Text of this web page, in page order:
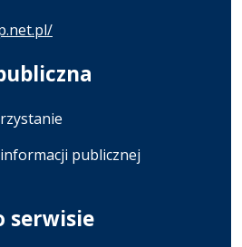
publicznej
serwisie